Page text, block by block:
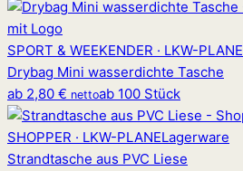
SPORT & WEEKENDER · LKW-PLANE
Drybag Mini wasserdichte Tasche
ab 2,80 € nettoab 100 Stück
SHOPPER · LKW-PLANELagerware
Strandtasche aus PVC Liese